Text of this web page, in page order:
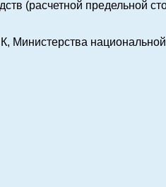
(расчетной предельной